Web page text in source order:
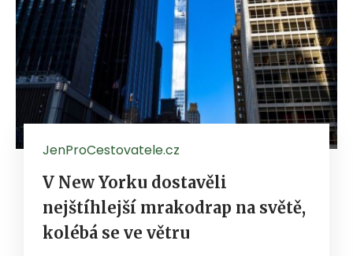
JenProCestovatele.cz
V New Yorku dostavěli
nejštíhlejší mrakodrap na světě,
kolébá se ve větru